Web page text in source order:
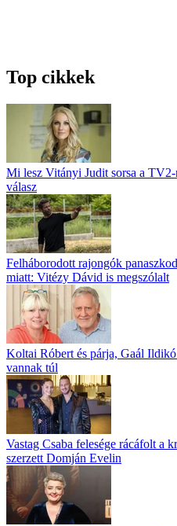
Top cikkek
Mi lesz Vitányi Judit sorsa a
válasz
Felháborodott rajongók
miatt: Vitézy Dávid is megszólalt
Koltai Róbert és párja, Gaál
vannak túl
Vastag Csaba felesége rácáfolt a
szerzett Domján Evelin